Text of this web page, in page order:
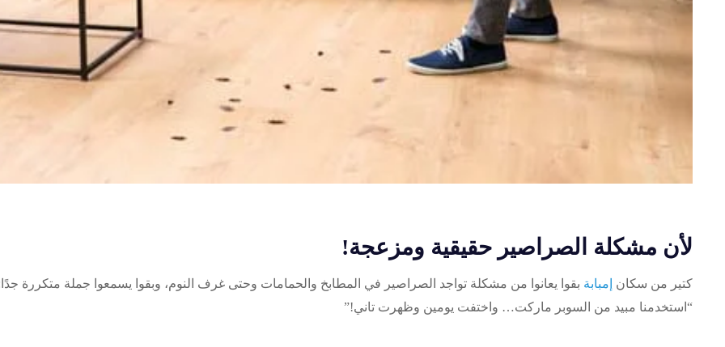
لأن مشكلة الصراصير حقيقية ومزعجة!
كتير من سكان إمبابة بقوا يعانوا من مشكلة تواجد الصراصير في المطابخ والحمامات وحتى غرف النوم، وبقوا يسمعوا جملة متكررة
“استخدمنا مبيد من السوبر ماركت… واختفت يومين وظهرت تاني!”